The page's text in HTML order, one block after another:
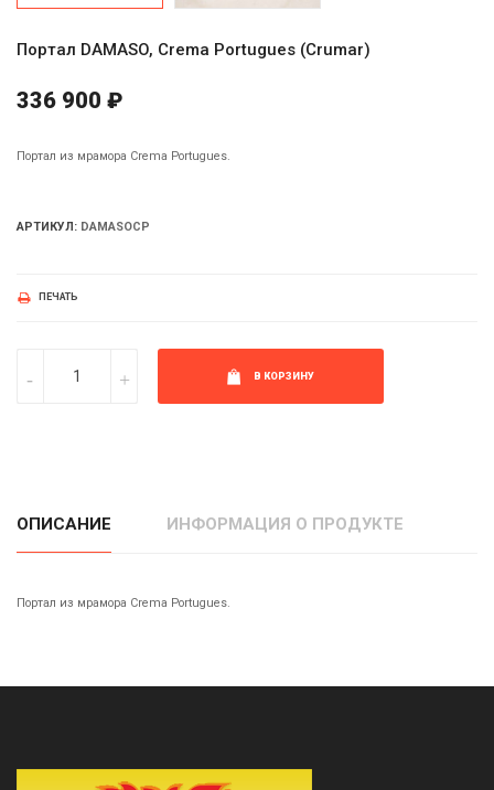
Портал DAMASO, Crema Portugues (Crumar)
336 900 ₽
Портал из мрамора Crema Portugues.
АРТИКУЛ: DAMASOCP
ПЕЧАТЬ
В КОРЗИНУ
ОПИСАНИЕ ИНФОРМАЦИЯ О ПРОДУКТЕ
Портал из мрамора Crema Portugues.